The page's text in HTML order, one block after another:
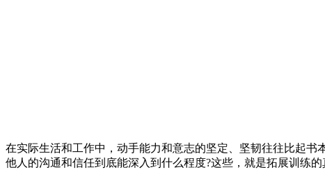
在实际生活和工作中，动手能力和意志的坚定、坚韧往往比起
他人的沟通和信任到底能深入到什么程度?这些，就是拓展训练